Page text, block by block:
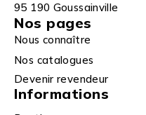
95 190 Goussainville
Nos pages
Nous connaître
Nos catalogues
Devenir revendeur
Informations